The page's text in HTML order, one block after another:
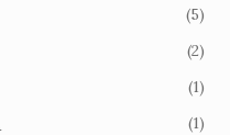
(5)
(2)
(1)
(1)